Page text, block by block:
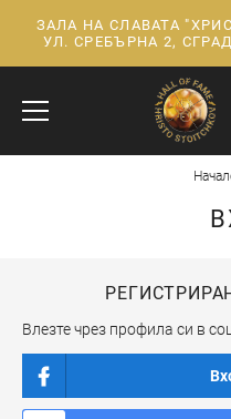
Прескачане
ЗАЛА НА СЛАВАТА
УЛ. СРЕБЪРНА 2,
Влезте чрез профила си в